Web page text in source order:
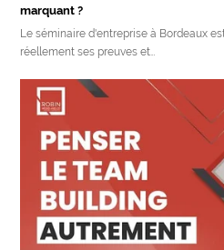
marquant ?
Le séminaire d'entreprise à Bordeaux
réellement ses preuves et…